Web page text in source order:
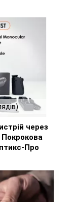
через
Покрокова
Про